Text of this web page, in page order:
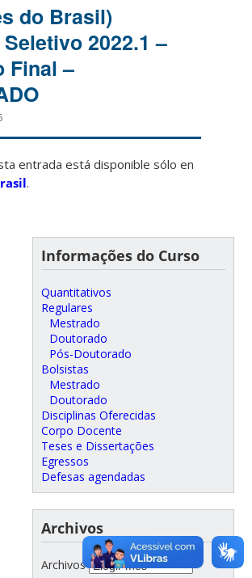
do Brasil)
2022.1 –
Final –
entrada está disponible sólo en
.
Informações do Curso
Quantitativos
Regulares
Mestrado
Doutorado
Pós-Doutorado
Bolsistas
Mestrado
Doutorado
Disciplinas Oferecidas
Corpo Docente
Teses e Dissertações
Egressos
Defesas agendadas
Archivos
Archivos